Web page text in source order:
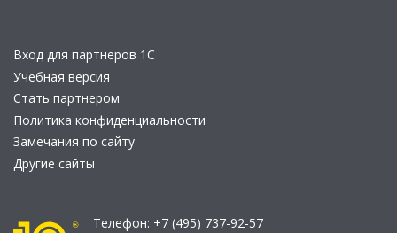
Вход для партнеров 1С
Учебная версия
Стать партнером
Политика конфиденциальности
Замечания по сайту
Другие сайты
Телефон: +7 (495) 737-92-57